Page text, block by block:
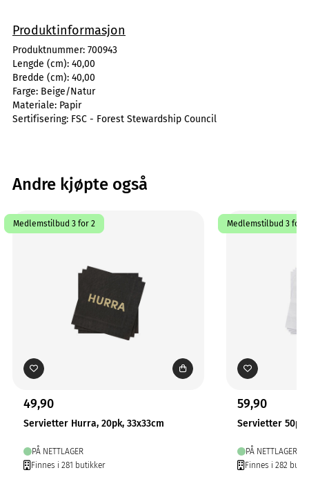
Produktinformasjon
Produktnummer: 700943
Lengde (cm): 40,00
Bredde (cm): 40,00
Farge: Beige/Natur
Materiale: Papir
Sertifisering: FSC - Forest Stewardship Council
Andre kjøpte også
Medlemstilbud 3 for 2
49,90
Servietter Hurra, 20pk, 33x33cm
PÅ NETTLAGER
Finnes i 281 butikker
Medlemstilbud 3 for 2
59,90
Servietter
PÅ NETTLAGER
Finnes i 282